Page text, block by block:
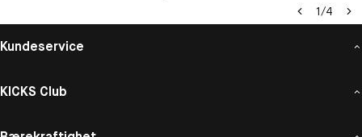
1/4
Kundeservice
KICKS Club